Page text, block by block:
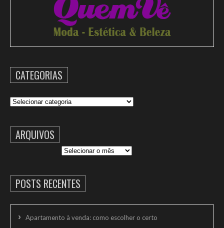
CATEGORIAS
Categorias
ARQUIVOS
POSTS RECENTES
Apartamento à venda: como escolher o certo